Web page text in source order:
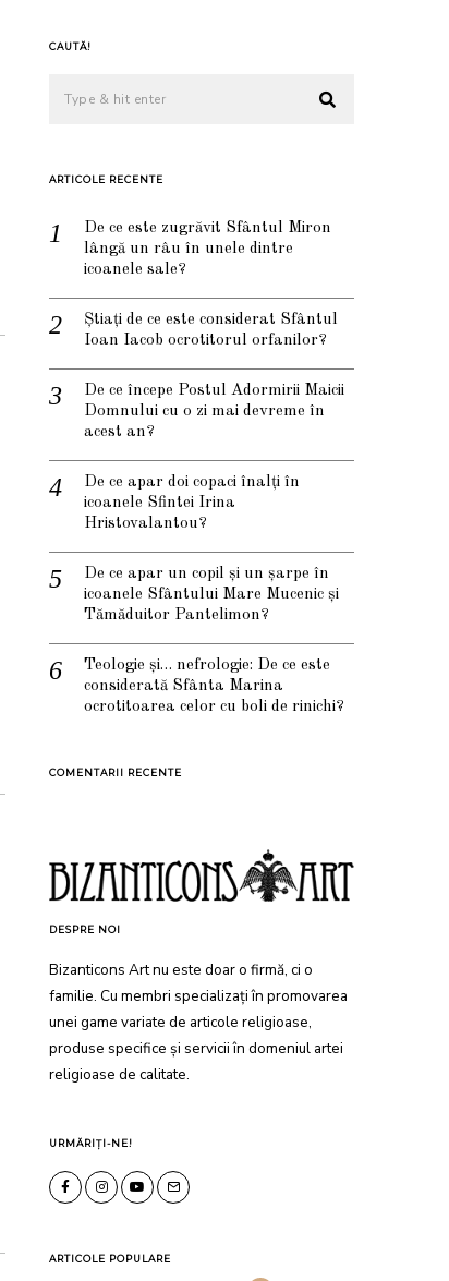
CAUTĂ!
ARTICOLE RECENTE
De ce este zugrăvit Sfântul Miron
lângă un râu în unele dintre
icoanele sale?
Știați de ce este considerat Sfântul
Ioan Iacob ocrotitorul orfanilor?
De ce începe Postul Adormirii Maicii
Domnului cu o zi mai devreme în
acest an?
De ce apar doi copaci înalți în
icoanele Sfintei Irina
Hristovalantou?
De ce apar un copil și un șarpe în
icoanele Sfântului Mare Mucenic și
Tămăduitor Pantelimon?
Teologie și… nefrologie: De ce este
considerată Sfânta Marina
ocrotitoarea celor cu boli de rinichi?
COMENTARII RECENTE
DESPRE NOI
Bizanticons Art nu este doar o firmă, ci o
familie. Cu membri specializați în promovarea
unei game variate de articole religioase,
produse specifice și servicii în domeniul artei
religioase de calitate.
URMĂRIȚI-NE!
ARTICOLE POPULARE